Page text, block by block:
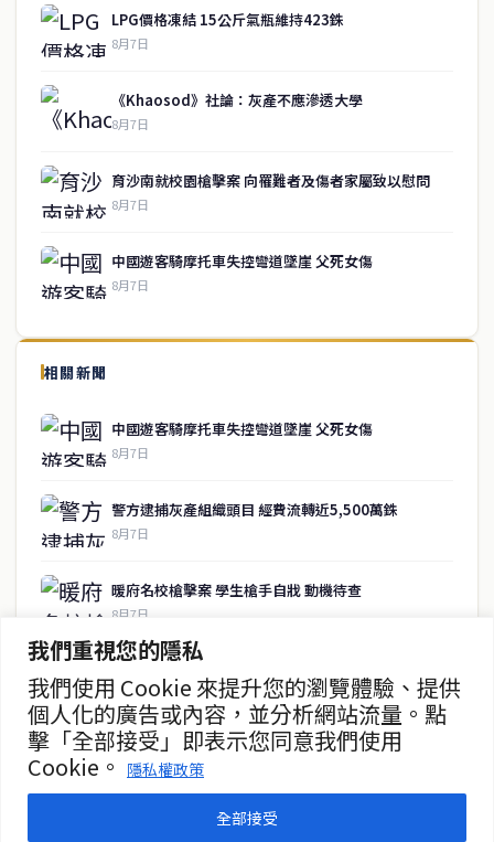
我們重視您的隱私
我們使用 Cookie 來提升您的瀏覽體驗、提供
個人化的廣告或內容，並分析網站流量。點
擊「全部接受」即表示您同意我們使用
Cookie。
隱私權政策
全部接受
LPG價格凍結 15公斤氣瓶維持423銖
8月7日
《Khaosod》社論：灰產不應滲透大學
8月7日
育沙南就校園槍擊案 向罹難者及傷者家屬致以慰問
8月7日
中國遊客騎摩托車失控彎道墜崖 父死女傷
8月7日
相關新聞
中國遊客騎摩托車失控彎道墜崖 父死女傷
8月7日
警方逮捕灰產組織頭目 經費流轉近5,500萬銖
8月7日
暖府名校槍擊案 學生槍手自戕 動機待查
8月7日
8月7日
曼谷第二座街頭美食中心動工
8月7日
泰國中文新聞（TCN）是一家總部設於曼谷的中文新聞媒體，致力於
報導泰國當地政治、經濟、華人社群與社會時事，為在泰華人讀者提
供即時、客觀、多元的中文新聞內容。
快速連結
即時
政治
財經
綜合
工商
聯絡資訊
歡迎來信洽詢合作事宜
或提供新聞線索
service@thaichinesenews.com
service@thaichinesenews.com ↑ 回到頂端